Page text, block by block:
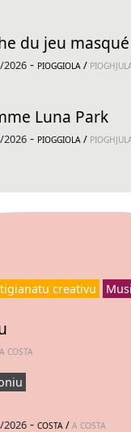
du jeu masqué
2026 - PIOGGIOLA /
Luna Park
2026 - PIOGGIOLA /
creativu
A COSTA
2026 - COSTA / A COSTA